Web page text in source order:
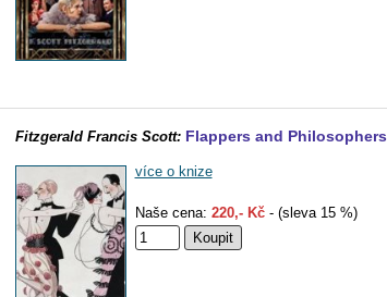
Fitzgerald Francis Scott: Flappers and Philosophers
více o knize
Naše cena: 220,- Kč- (sleva 15 %)